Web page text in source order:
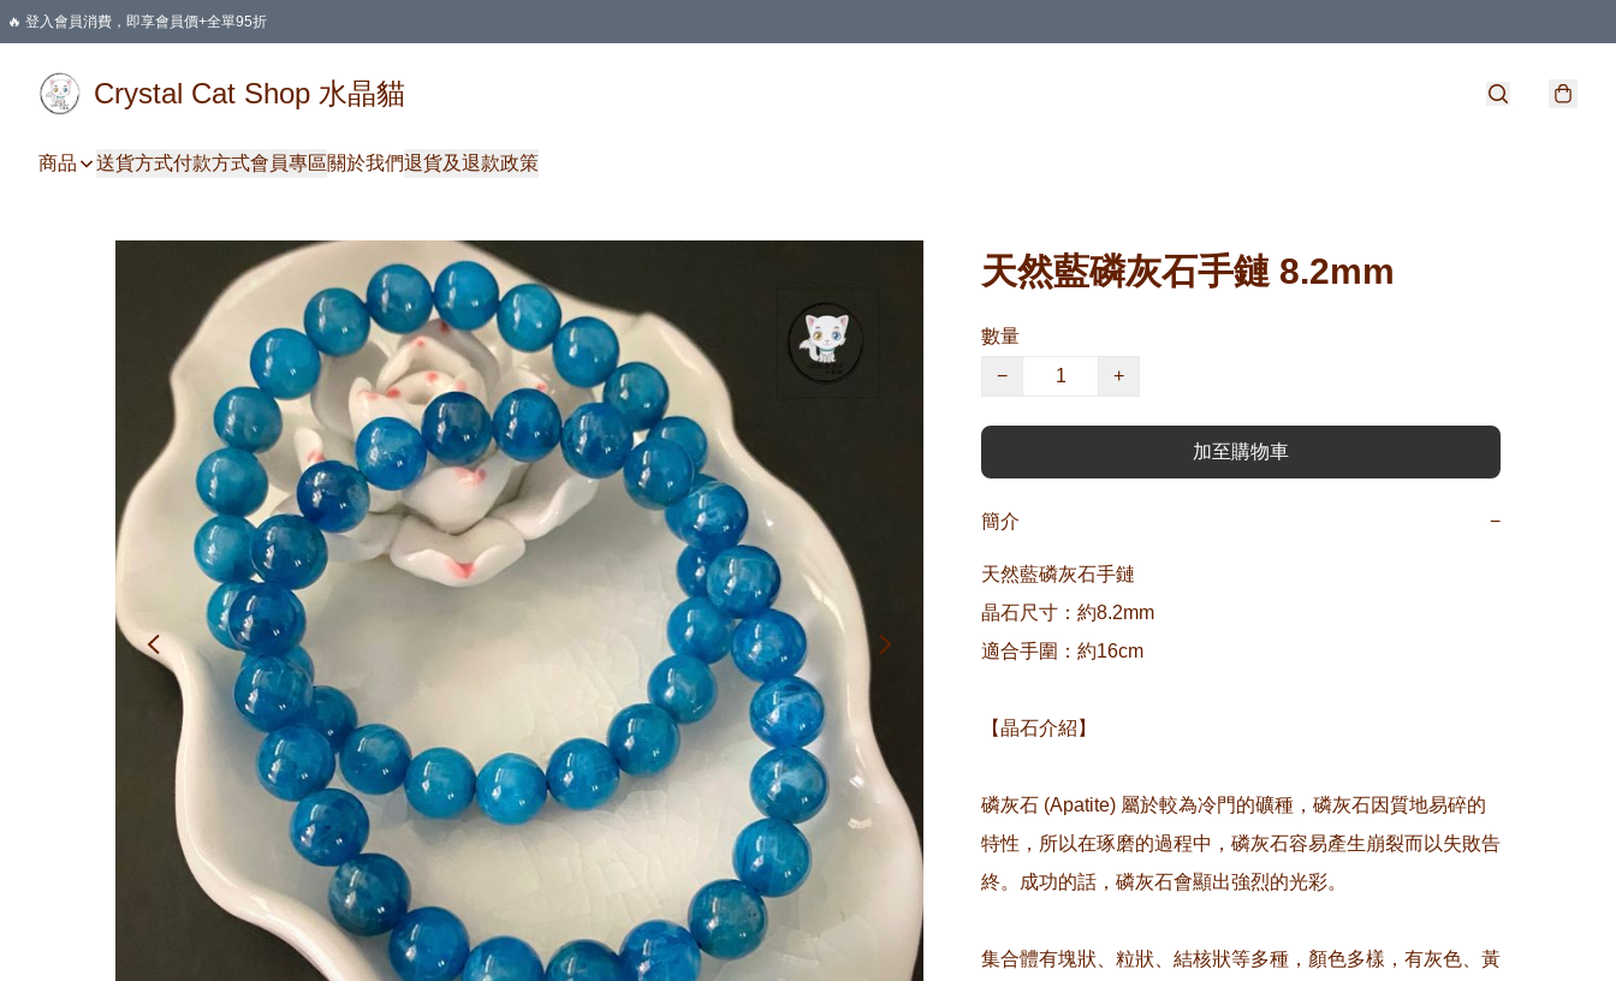
🔥 登入會員消費，即享會員價+全單95折
Crystal Cat Shop 水晶貓
商品 送貨方式付款方式會員專區關於我們退貨及退款政策
天然藍磷灰石手鏈 8.2mm
數量
−
+
加至購物車
簡介 −
天然藍磷灰石手鏈
晶石尺寸：約8.2mm
適合手圍：約16cm
【晶石介紹】
磷灰石 (Apatite) 屬於較為冷門的礦種，磷灰石因質地易碎的
特性，所以在琢磨的過程中，磷灰石容易產生崩裂而以失敗告
終。成功的話，磷灰石會顯出強烈的光彩。
集合體有塊狀、粒狀、結核狀等多種，顏色多樣，有灰色、黃